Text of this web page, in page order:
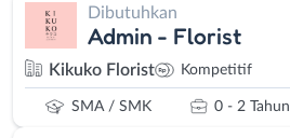
Dibutuhkan
Admin - Florist
Kikuko Florist Kompetitif
SMA / SMK 0 - 2 Tahun